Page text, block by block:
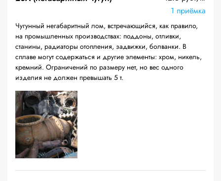
1 приёмка
Чугунный негабаритный лом, встречающийся, как правило,
на промышленных производствах: поддоны, отливки,
станины, радиаторы отопления, задвижки, болванки. В
сплаве могут содержаться и другие элементы: хром, никель,
кремний. Ограничений по размеру нет, но вес одного
изделия не должен превышать 5 т.